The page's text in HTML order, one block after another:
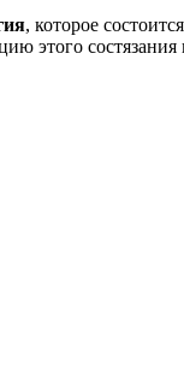
, которое состоится
этого